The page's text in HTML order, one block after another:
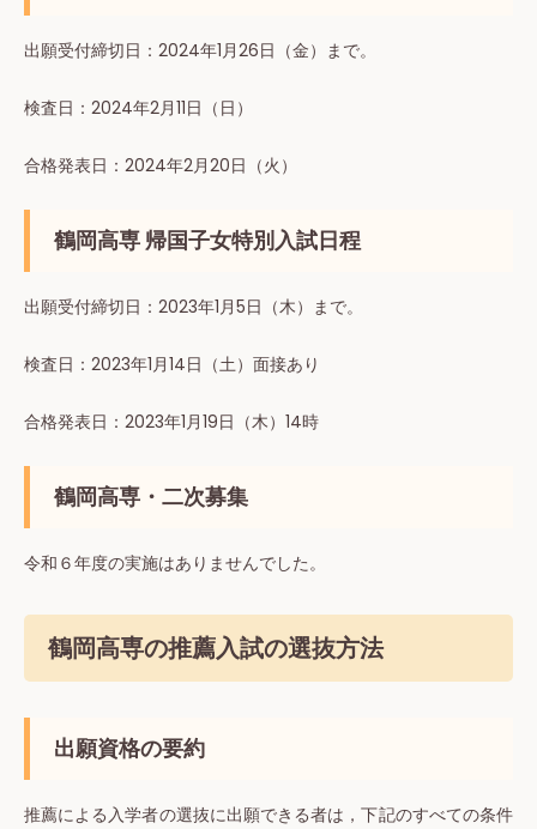
出願受付締切⽇：2024年1⽉26⽇（金）まで。
検査⽇：2024年2⽉11⽇（⽇）
合格発表⽇：2024年2月20日（火）
鶴岡高専 帰国子女特別入試日程
出願受付締切⽇：2023年1⽉5⽇（木）まで。
検査⽇：2023年1月14日（土）面接あり
合格発表⽇：2023年1月19日（木）14時
鶴岡高専・二次募集
令和６年度の実施はありませんでした。
鶴岡高専の推薦入試の選抜方法
出願資格の要約
推薦による入学者の選抜に出願できる者は，下記のすべての条件